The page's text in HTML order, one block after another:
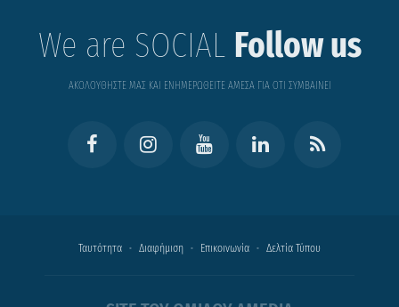
We are SOCIAL Follow us
ΑΚΟΛΟΥΘΗΣΤΕ ΜΑΣ ΚΑΙ ΕΝΗΜΕΡΩΘΕΙΤΕ ΑΜΕΣΑ ΓΙΑ ΟΤΙ ΣΥΜΒΑΙΝΕΙ
Ταυτότητα Διαφήμιση Επικοινωνία Δελτία Τύπου